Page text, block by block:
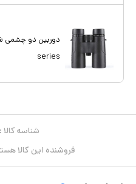
series
شناسه کالا :
فروشنده این کالا